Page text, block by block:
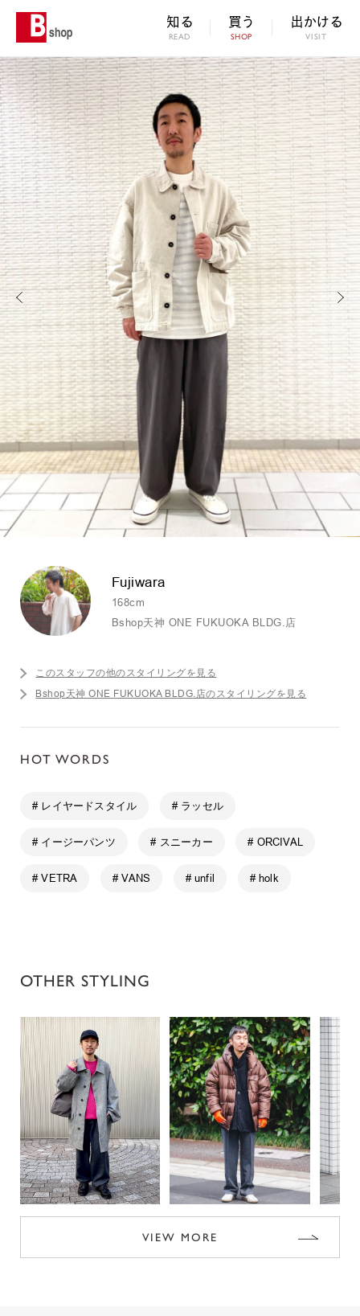
知る
READ
買う
SHOP
出かける
VISIT
Fujiwara
168cm
Bshop天神 ONE FUKUOKA BLDG.店
このスタッフの他のスタイリングを見る
Bshop天神 ONE FUKUOKA BLDG.店のスタイリングを見る
HOT WORDS
# レイヤードスタイル # ラッセル
# イージーパンツ # スニーカー # ORCIVAL
# VETRA # VANS # unfil # holk
OTHER STYLING
VIEW MORE